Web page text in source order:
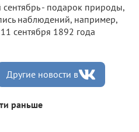
- подарок природы,
наблюдений, например,
сентября 1892 года
Другие новости в
раньше